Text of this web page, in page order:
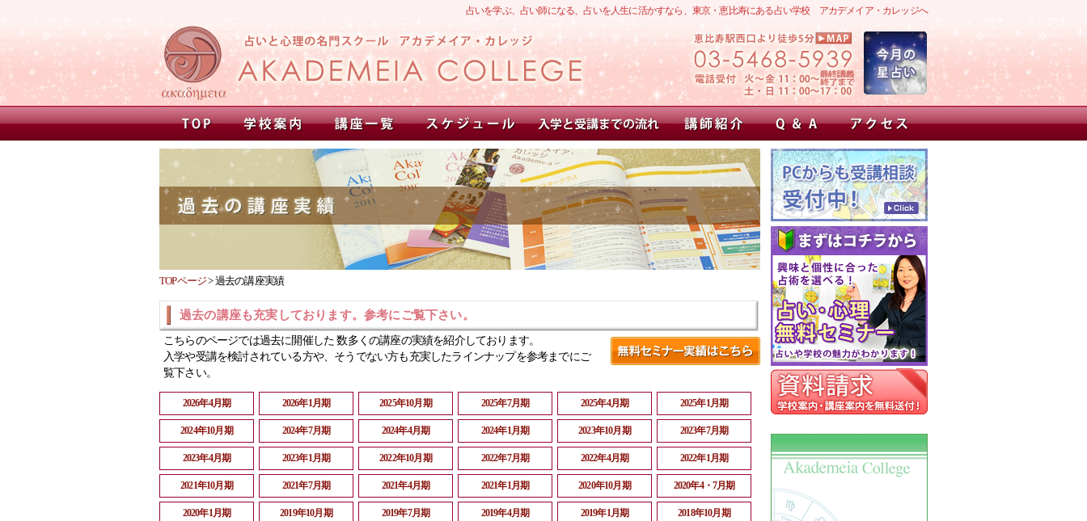
占いを学ぶ、占い師になる、占いを人生に活かすなら、東京・恵比寿にある占い学校 アカデメイア・カレッジへ
TOPページ>過去の講座実績
過去の講座も充実しております。参考にご覧下さい。
こちらのページでは過去に開催した 数多くの講座の実績を紹介しております。
入学や受講を検討されている方や、そうでない方も充実したラインナップを参考までにご
覧下さい。
2026年4月期 2026年1月期 2025年10月期 2025年7月期 2025年4月期 2025年1月期
2024年10月期 2024年7月期 2024年4月期 2024年1月期 2023年10月期 2023年7月期
2023年4月期 2023年1月期 2022年10月期 2022年7月期 2022年4月期 2022年1月期
2021年10月期 2021年7月期 2021年4月期 2021年1月期 2020年10月期 2020年4・7月期
2020年1月期 2019年10月期 2019年7月期 2019年4月期 2019年1月期 2018年10月期